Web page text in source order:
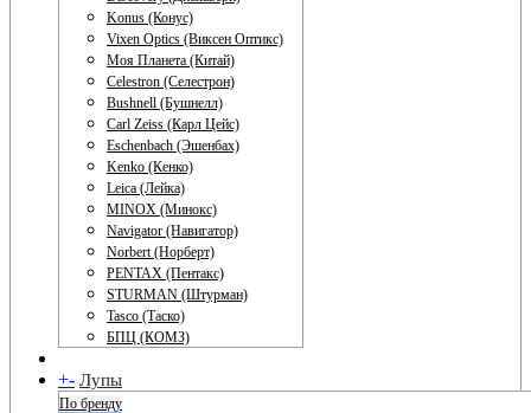
Konus (Конус)
Vixen Optics (Виксен Оптикс)
Моя Планета (Китай)
Celestron (Селестрон)
Bushnell (Бушнелл)
Carl Zeiss (Карл Цейс)
Eschenbach (Эшенбах)
Kenko (Кенко)
Leica (Лейка)
MINOX (Минокс)
Navigator (Навигатор)
Norbert (Норберт)
PENTAX (Пентакс)
STURMAN (Штурман)
Tasco (Таско)
БПЦ (КОМЗ)
+- Лупы
По бренду